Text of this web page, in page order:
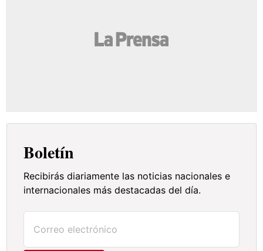
Boletín
Recibirás diariamente las noticias nacionales e
internacionales más destacadas del día.